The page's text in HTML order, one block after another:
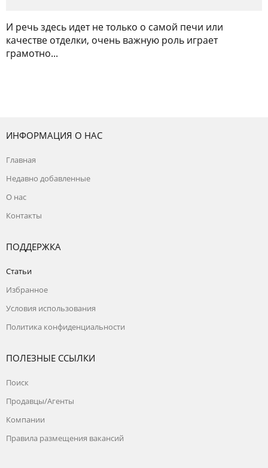
И речь здесь идет не только о самой печи или
качестве отделки, очень важную роль играет
грамотно...
ИНФОРМАЦИЯ О НАС
Главная
Недавно добавленные
О нас
Контакты
ПОДДЕРЖКА
Статьи
Избранное
Условия использования
Политика конфиденциальности
ПОЛЕЗНЫЕ ССЫЛКИ
Поиск
Продавцы/Агенты
Компании
Правила размещения вакансий